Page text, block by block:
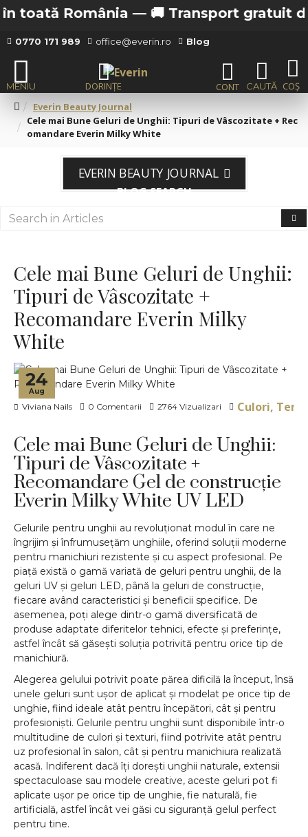
—🚚 Transport gratuit de la 200
0770 171 989 office@everin.ro Blog
Everin Beauty Journal
Cele mai Bune Geluri de Unghii: Tipuri de Vâscozitate + Rec
omandare Everin Milky White
EVERIN BEAUTY JOURNAL
BLOG SEARCH
Cele mai Bune Geluri de Unghii:
Tipuri de Vâscozitate +
Recomandare Everin Milky
White
24
Aug
Viviana Nails 0 Comentarii 2764 Vizualizari Culori,
Cele mai Bune Geluri de Unghii:
Tipuri de Vâscozitate +
Recomandare Gel de construcție
Everin Milky White UV LED
Gelurile pentru unghii au revoluționat modul în care ne
îngrijim și înfrumusețăm unghiile, oferind soluții moderne
pentru manichiuri rezistente și cu aspect profesional. Pe
piață există o gamă variată de geluri pentru unghii, de la
geluri UV și geluri LED, până la geluri de construcție,
fiecare având caracteristici și beneficii specifice. De
asemenea, poți alege dintr-o gamă diversificată de
produse adaptate diferitelor tehnici, efecte și preferințe,
astfel încât să găsești soluția potrivită pentru orice tip de
manichiură.
Alegerea gelului potrivit poate părea dificilă la început, însă
unele geluri sunt ușor de aplicat și modelat pe orice tip de
unghie, fiind ideale atât pentru începători, cât și pentru
profesioniști. Gelurile pentru unghii sunt disponibile într-o
multitudine de culori și texturi, fiind potrivite atât pentru
uz profesional în salon, cât și pentru manichiura realizată
acasă. Indiferent dacă îți dorești unghii naturale, extensii
spectaculoase sau modele creative, aceste geluri pot fi
aplicate ușor pe orice tip de unghie, fie naturală, fie
artificială, astfel încât vei găsi cu siguranță gelul perfect
pentru tine.